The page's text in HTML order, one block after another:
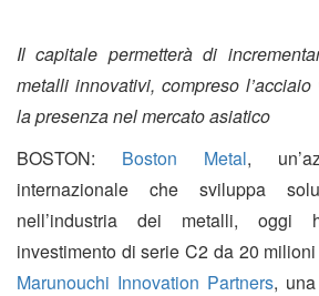
Il capitale permetterà di
metalli innovativi, compreso
la presenza nel mercato asiatico
BOSTON: Boston Metal,
internazionale che sviluppa
nell’industria dei metalli, oggi
investimento di serie C2 da 20
Marunouchi Innovation Partners,